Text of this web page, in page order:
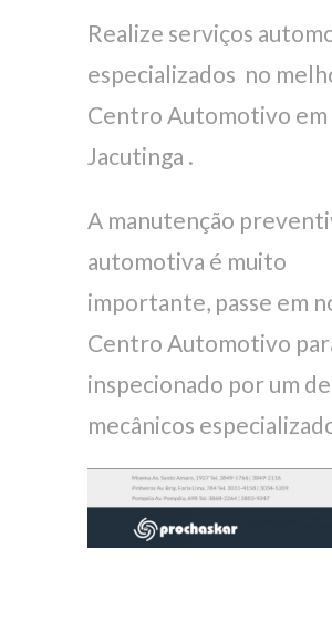
Realize serviços
especializados no
Centro Automotivo em
Jacutinga .
A manutenção
automotiva é muito
importante, passe em
Centro Automotivo
inspecionado por um
mecânicos